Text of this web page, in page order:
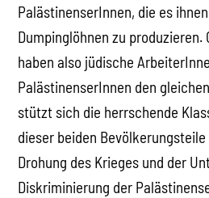
PalästinenserInnen, die es
Dumpinglöhnen zu produzieren.
haben also jüdische
PalästinenserInnen den
stützt sich die herrschende
dieser beiden
Drohung des Krieges und der
Diskriminierung der